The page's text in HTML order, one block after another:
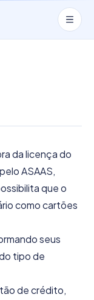
da licença do
ASAAS,
que o
como cartões
seus
tipo de
de crédito,